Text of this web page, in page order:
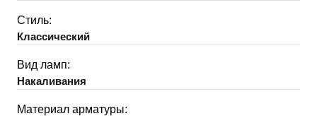
Стиль:
Классический
Вид ламп:
Накаливания
Материал арматуры: